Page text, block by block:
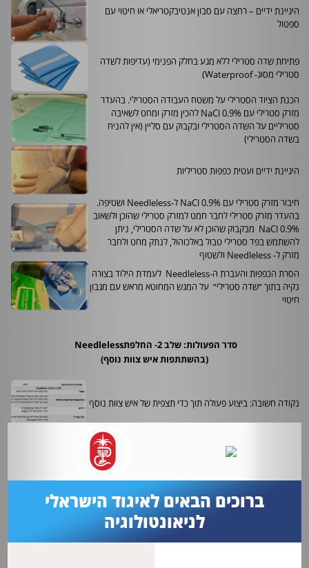
היגיינת ידיים – רחצה עם סבון אנטיבקטריאלי או חיטוי עם
ספטול
פתיחת שדה סטרילי ללא מגע בחלק הפנימי (עדיפות לשדה
סטרילי מסוג-Waterproof
)
הכנת הציוד הסטרילי על משטח העבודה הסטרילי. בהעדר
מזרק סטרילי עםNaCl 0.9%להכין מזרק ומחט לשאיבה
סטריליים על השדה הסטרילי ובקבוק עם סליין (אין להניח
בשדה הסטרילי)
היגיינת ידיים ועטית כפפות סטריליות
חיבור מזרק סטרילי עםNaCl 0.9%ל-Needlelessושטיפה.
בהעדר מזרק סטרילי לחבר חמט למזרק סטרילי שהוכן ולשאוב
NaCl 0.9% מבקבוק שהוכן לא על שדה הסטרילי, ניתן
להשתמש בפד סטרילי טבול באלכוהול, לנתק מחט ולחבר
מזרק ל-Needlelessולשטוף
הסרת הכפפות והעברת ה-Needleless לעמדת הילוד בצורה
נקיה בתוך ״שדה סטרילי״ על המגש המחוטא מראש עם מגבון
חיטוי
סדר הפעולות: שלב 2- החלפת
Needleless
(בהשתתפות איש צוות נוסף)
נקודה חשובה: ביצוע פעולה תוך כדי תצפית של איש צוות נוסף
חיטוי ידיים ופתיחת אינקובטור
במידה ומחובר עירוי לצנתר - חיטוי ידיים וסגירת הצנתר, ניתוק
העירוי והשלכתו
חיטוי ידיים ועטית כפפות סטריליות
ברוכים הבאים לאיגוד הישראלי
לניאונטולוגיה